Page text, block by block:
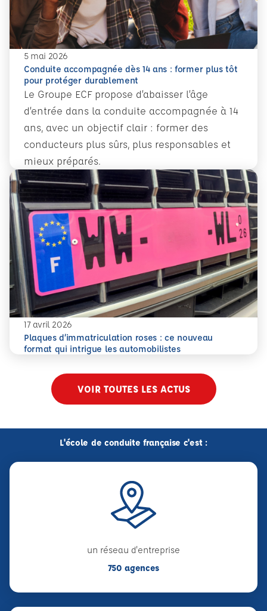
5 mai 2026
Conduite accompagnée dès 14 ans : former plus tôt
pour protéger durablement
Le Groupe ECF propose d’abaisser l’âge
d’entrée dans la conduite accompagnée à 14
ans, avec un objectif clair : former des
conducteurs plus sûrs, plus responsables et
mieux préparés.
En savoir plus
Conduite accompagnée dès 14 ans : former plus tôt pour
17 avril 2026
Plaques d’immatriculation roses : ce nouveau
format qui intrigue les automobilistes
En savoir plus
Plaques d’immatriculation roses : ce nouveau format
VOIR TOUTES LES ACTUS
L'école de conduite française c'est :
un réseau d'entreprise
750 agences